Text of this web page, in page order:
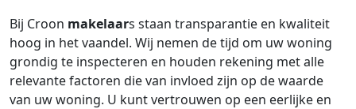
Bij Croon makelaars staan transparantie en kwaliteit
hoog in het vaandel. Wij nemen de tijd om uw woning
grondig te inspecteren en houden rekening met alle
relevante factoren die van invloed zijn op de waarde
van uw woning. U kunt vertrouwen op een eerlijke en